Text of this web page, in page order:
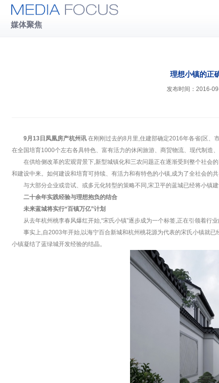
媒体聚焦
理想小镇的正
发布时间：2016-
9月13日凤凰房产杭州讯 在刚刚过去的8月里,住建部确定2016年各省(区、
在全国培育1000个左右各具特色、富有活力的休闲旅游、商贸物流、现代制造
在供给侧改革的宏观背景下,新型城镇化和三农问题正在逐渐受到整个社会
和建设中来。如何建设和培育可持续、有活力和有特色的小镇,成为了全社会的
与大部分企业或尝试、或多元化转型的策略不同,宋卫平的蓝城已经将小镇
二十余年实践经验与理想抱负的结合
未来蓝城将实行“百镇万亿”计划
从去年杭州桃李春风爆红开始,“宋氏小镇”逐步成为一个标签,正在引领着行
事实上,自2003年开始,以海宁百合新城和杭州桃花源为代表的宋氏小镇就
小镇凝结了蓝绿城开发经验的结晶。